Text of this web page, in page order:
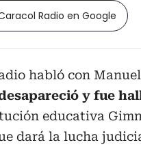
Radio en Google
habló con
y fue
educativa
dará la lucha